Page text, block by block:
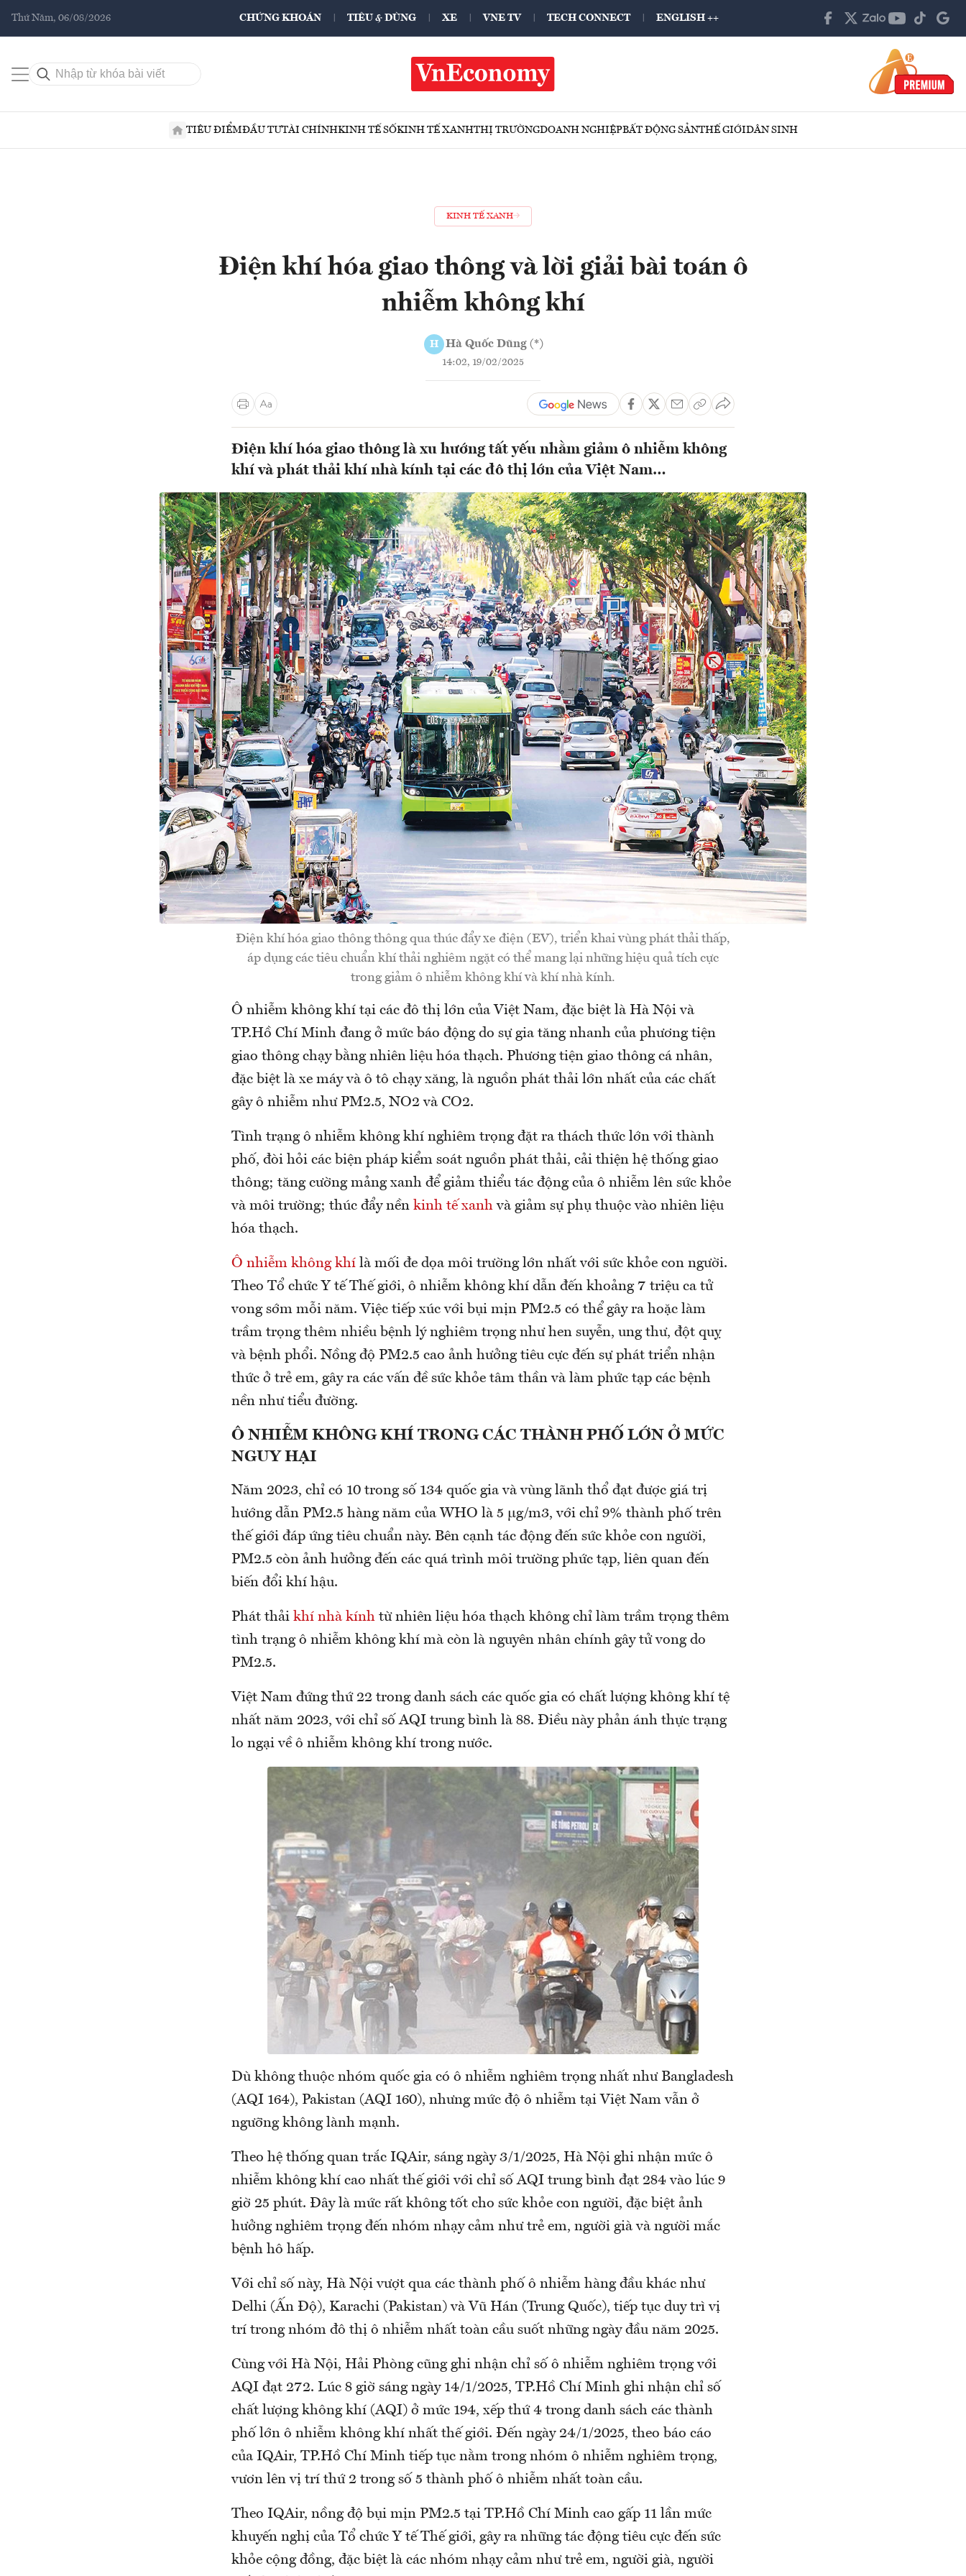
Thứ Năm, 06/08/2026 CHỨNG KHOÁN TIÊU & DÙNG XE VNE TV TECH CONNECT ENGLISH ++
TIÊU ĐIỂMĐẦU TƯTÀI CHÍNHKINH TẾ SỐKINH TẾ XANHTHỊ TRƯỜNGDOANH NGHIỆPBẤT ĐỘNG SẢNTHẾ GIỚIDÂN SINH
KINH TẾ XANH
Điện khí hóa giao thông và lời giải bài toán ô
nhiễm không khí
H Hà Quốc Dũng (*)
14:02, 19/02/2025
Điện khí hóa giao thông là xu hướng tất yếu nhằm giảm ô nhiễm không
khí và phát thải khí nhà kính tại các đô thị lớn của Việt Nam…
Điện khí hóa giao thông thông qua thúc đẩy xe điện (EV), triển khai vùng phát thải thấp,
áp dụng các tiêu chuẩn khí thải nghiêm ngặt có thể mang lại những hiệu quả tích cực
trong giảm ô nhiễm không khí và khí nhà kính.
Ô nhiễm không khí tại các đô thị lớn của Việt Nam, đặc biệt là Hà Nội và
TP.Hồ Chí Minh đang ở mức báo động do sự gia tăng nhanh của phương tiện
giao thông chạy bằng nhiên liệu hóa thạch. Phương tiện giao thông cá nhân,
đặc biệt là xe máy và ô tô chạy xăng, là nguồn phát thải lớn nhất của các chất
gây ô nhiễm như PM2.5, NO2 và CO2.
Tình trạng ô nhiễm không khí nghiêm trọng đặt ra thách thức lớn với thành
phố, đòi hỏi các biện pháp kiểm soát nguồn phát thải, cải thiện hệ thống giao
thông; tăng cường mảng xanh để giảm thiểu tác động của ô nhiễm lên sức khỏe
và môi trường; thúc đẩy nền kinh tế xanh và giảm sự phụ thuộc vào nhiên liệu
hóa thạch.
Ô nhiễm không khí là mối đe dọa môi trường lớn nhất với sức khỏe con người.
Theo Tổ chức Y tế Thế giới, ô nhiễm không khí dẫn đến khoảng 7 triệu ca tử
vong sớm mỗi năm. Việc tiếp xúc với bụi mịn PM2.5 có thể gây ra hoặc làm
trầm trọng thêm nhiều bệnh lý nghiêm trọng như hen suyễn, ung thư, đột quỵ
và bệnh phổi. Nồng độ PM2.5 cao ảnh hưởng tiêu cực đến sự phát triển nhận
thức ở trẻ em, gây ra các vấn đề sức khỏe tâm thần và làm phức tạp các bệnh
nền như tiểu đường.
Ô NHIỄM KHÔNG KHÍ TRONG CÁC THÀNH PHỐ LỚN Ở MỨC
NGUY HẠI
Năm 2023, chỉ có 10 trong số 134 quốc gia và vùng lãnh thổ đạt được giá trị
hướng dẫn PM2.5 hàng năm của WHO là 5 μg/m3, với chỉ 9% thành phố trên
thế giới đáp ứng tiêu chuẩn này. Bên cạnh tác động đến sức khỏe con người,
PM2.5 còn ảnh hưởng đến các quá trình môi trường phức tạp, liên quan đến
biến đổi khí hậu.
Phát thải khí nhà kính từ nhiên liệu hóa thạch không chỉ làm trầm trọng thêm
tình trạng ô nhiễm không khí mà còn là nguyên nhân chính gây tử vong do
PM2.5.
Việt Nam đứng thứ 22 trong danh sách các quốc gia có chất lượng không khí tệ
nhất năm 2023, với chỉ số AQI trung bình là 88. Điều này phản ánh thực trạng
lo ngại về ô nhiễm không khí trong nước.
Dù không thuộc nhóm quốc gia có ô nhiễm nghiêm trọng nhất như Bangladesh
(AQI 164), Pakistan (AQI 160), nhưng mức độ ô nhiễm tại Việt Nam vẫn ở
ngưỡng không lành mạnh.
Theo hệ thống quan trắc IQAir, sáng ngày 3/1/2025, Hà Nội ghi nhận mức ô
nhiễm không khí cao nhất thế giới với chỉ số AQI trung bình đạt 284 vào lúc 9
giờ 25 phút. Đây là mức rất không tốt cho sức khỏe con người, đặc biệt ảnh
hưởng nghiêm trọng đến nhóm nhạy cảm như trẻ em, người già và người mắc
bệnh hô hấp.
Với chỉ số này, Hà Nội vượt qua các thành phố ô nhiễm hàng đầu khác như
Delhi (Ấn Độ), Karachi (Pakistan) và Vũ Hán (Trung Quốc), tiếp tục duy trì vị
trí trong nhóm đô thị ô nhiễm nhất toàn cầu suốt những ngày đầu năm 2025.
Cùng với Hà Nội, Hải Phòng cũng ghi nhận chỉ số ô nhiễm nghiêm trọng với
AQI đạt 272. Lúc 8 giờ sáng ngày 14/1/2025, TP.Hồ Chí Minh ghi nhận chỉ số
chất lượng không khí (AQI) ở mức 194, xếp thứ 4 trong danh sách các thành
phố lớn ô nhiễm không khí nhất thế giới. Đến ngày 24/1/2025, theo báo cáo
của IQAir, TP.Hồ Chí Minh tiếp tục nằm trong nhóm ô nhiễm nghiêm trọng,
vươn lên vị trí thứ 2 trong số 5 thành phố ô nhiễm nhất toàn cầu.
Theo IQAir, nồng độ bụi mịn PM2.5 tại TP.Hồ Chí Minh cao gấp 11 lần mức
khuyến nghị của Tổ chức Y tế Thế giới, gây ra những tác động tiêu cực đến sức
khỏe cộng đồng, đặc biệt là các nhóm nhạy cảm như trẻ em, người già, người